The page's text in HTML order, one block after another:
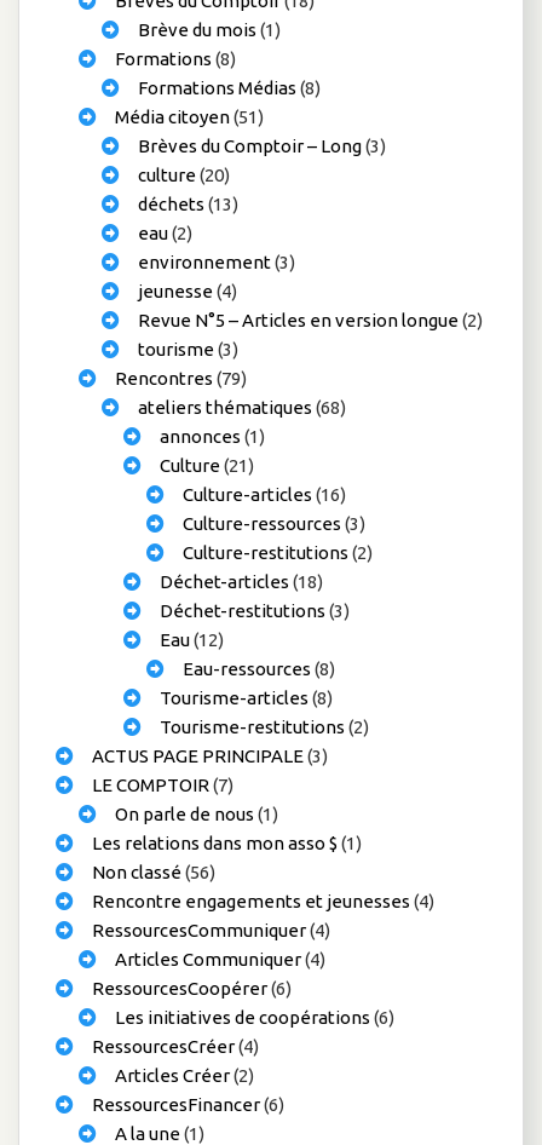
Brève du mois (1)
Formations (8)
Formations Médias (8)
Média citoyen(51)
Brèves du Comptoir – Long(3)
culture(20)
déchets (13)
eau(2)
environnement(3)
jeunesse(4)
Revue N°5 – Articles en version longue(2)
tourisme(3)
Rencontres (79)
ateliers thématiques (68)
annonces (1)
Culture(21)
Culture-articles (16)
Culture-ressources (3)
Culture-restitutions (2)
Déchet-articles (18)
Déchet-restitutions (3)
Eau(12)
Eau-ressources (8)
Tourisme-articles (8)
Tourisme-restitutions (2)
ACTUS PAGE PRINCIPALE(3)
LE COMPTOIR (7)
On parle de nous (1)
Les relations dans mon asso $ (1)
Non classé(56)
Rencontre engagements et jeunesses (4)
RessourcesCommuniquer(4)
Articles Communiquer(4)
RessourcesCoopérer(6)
Les initiatives de coopérations (6)
RessourcesCréer(4)
Articles Créer(2)
RessourcesFinancer(6)
A la une(1)